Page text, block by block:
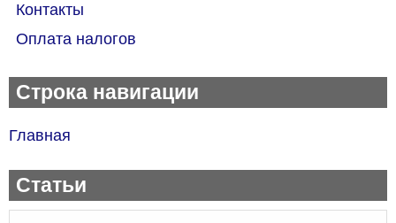
Контакты
Оплата налогов
Строка навигации
Главная
Статьи